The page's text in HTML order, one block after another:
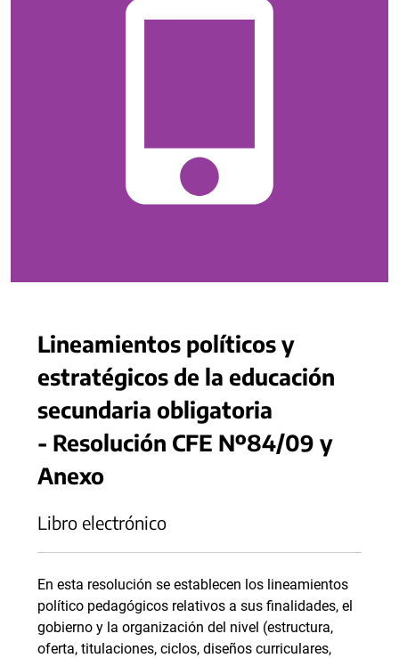
Lineamientos políticos y
estratégicos de la educación
secundaria obligatoria
- Resolución CFE Nº84/09 y
Anexo
Libro electrónico
En esta resolución se establecen los lineamientos
político pedagógicos relativos a sus finalidades, el
gobierno y la organización del nivel (estructura,
oferta, titulaciones, ciclos, diseños curriculares,